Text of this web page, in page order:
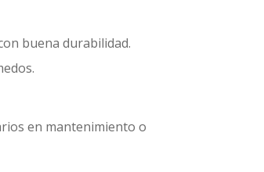
buena durabilidad.
en mantenimiento o